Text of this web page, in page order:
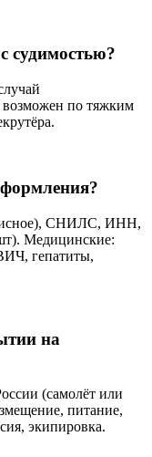
судимостью?
возможен по тяжким
СНИЛС, ИНН,
Медицинские:
гепатиты,
на
(самолёт или
питание,
экипировка.